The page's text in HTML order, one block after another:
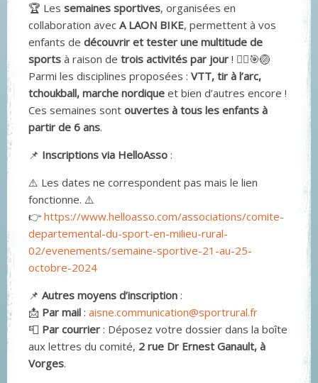
🏆 Les semaines sportives, organisées en
collaboration avec A LAON BIKE, permettent à vos
enfants de découvrir et tester une multitude de
sports à raison de trois activités par jour ! 🚴‍♂️🎯🏐
Parmi les disciplines proposées : VTT, tir à l’arc,
tchoukball, marche nordique et bien d’autres encore !
Ces semaines sont ouvertes à tous les enfants à
partir de 6 ans.
📌 Inscriptions via HelloAsso :
⚠️ Les dates ne correspondent pas mais le lien
fonctionne. ⚠️
👉 https://www.helloasso.com/associations/comite-
departemental-du-sport-en-milieu-rural-
02/evenements/semaine-sportive-21-au-25-
octobre-2024
📌 Autres moyens d’inscription :
📩 Par mail : aisne.communication@sportrural.fr
📮 Par courrier : Déposez votre dossier dans la boîte
aux lettres du comité, 2 rue Dr Ernest Ganault, à
Vorges.